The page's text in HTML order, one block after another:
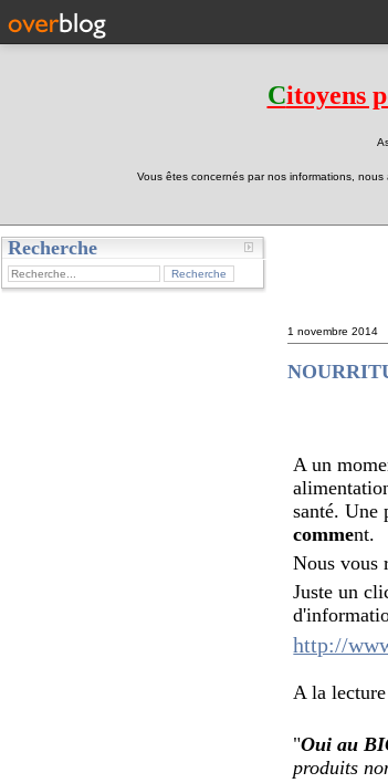
Citoyens
Vous êtes concernés par nos informations,
Recherche
1 novembre 2014
A un
santé. Une
comment.
Nous vous
Juste un
http://
A la
"Oui au
produits